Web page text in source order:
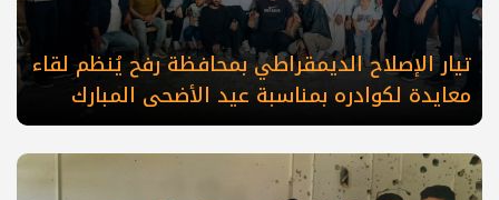
تيار الإصلاح الديمقراطي بمحافظة رفح يُنظم لقاء
معايدة لكوادره بمناسبة عيد الأضحى المبارك